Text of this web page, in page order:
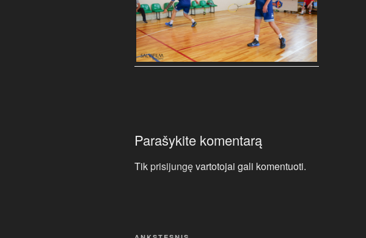
Parašykite komentarą
Tik prisijungęvartotojai gali komentuoti.
Navigacija